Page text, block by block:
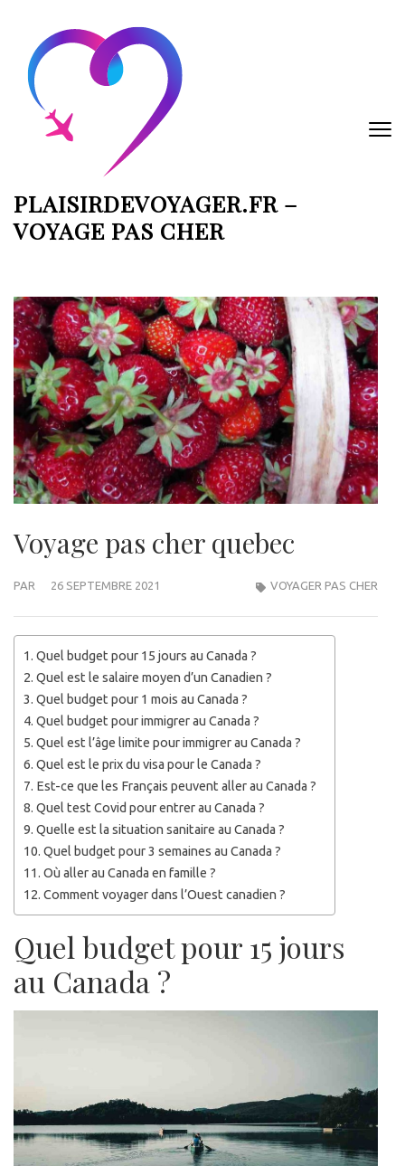
contenu
(Pressez
Entrée)
PLAISIRDEVOYAGER.FR –
VOYAGE PAS CHER
Voyage pas cher quebec
PAR 26 SEPTEMBRE 2021 VOYAGER PAS CHER
Quel budget pour 15 jours au Canada ?
Quel est le salaire moyen d’un Canadien ?
Quel budget pour 1 mois au Canada ?
Quel budget pour immigrer au Canada ?
Quel est l’âge limite pour immigrer au Canada ?
Quel est le prix du visa pour le Canada ?
Est-ce que les Français peuvent aller au Canada ?
Quel test Covid pour entrer au Canada ?
Quelle est la situation sanitaire au Canada ?
Quel budget pour 3 semaines au Canada ?
Où aller au Canada en famille ?
Comment voyager dans l’Ouest canadien ?
Quel budget pour 15 jours
au Canada ?